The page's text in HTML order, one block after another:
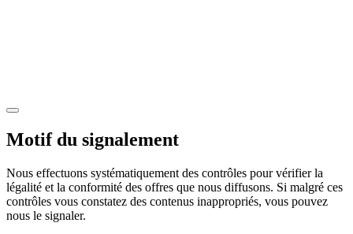
Motif du signalement
Nous effectuons systématiquement des contrôles pour vérifier la
légalité et la conformité des offres que nous diffusons. Si malgré ces
contrôles vous constatez des contenus inappropriés, vous pouvez
nous le signaler.